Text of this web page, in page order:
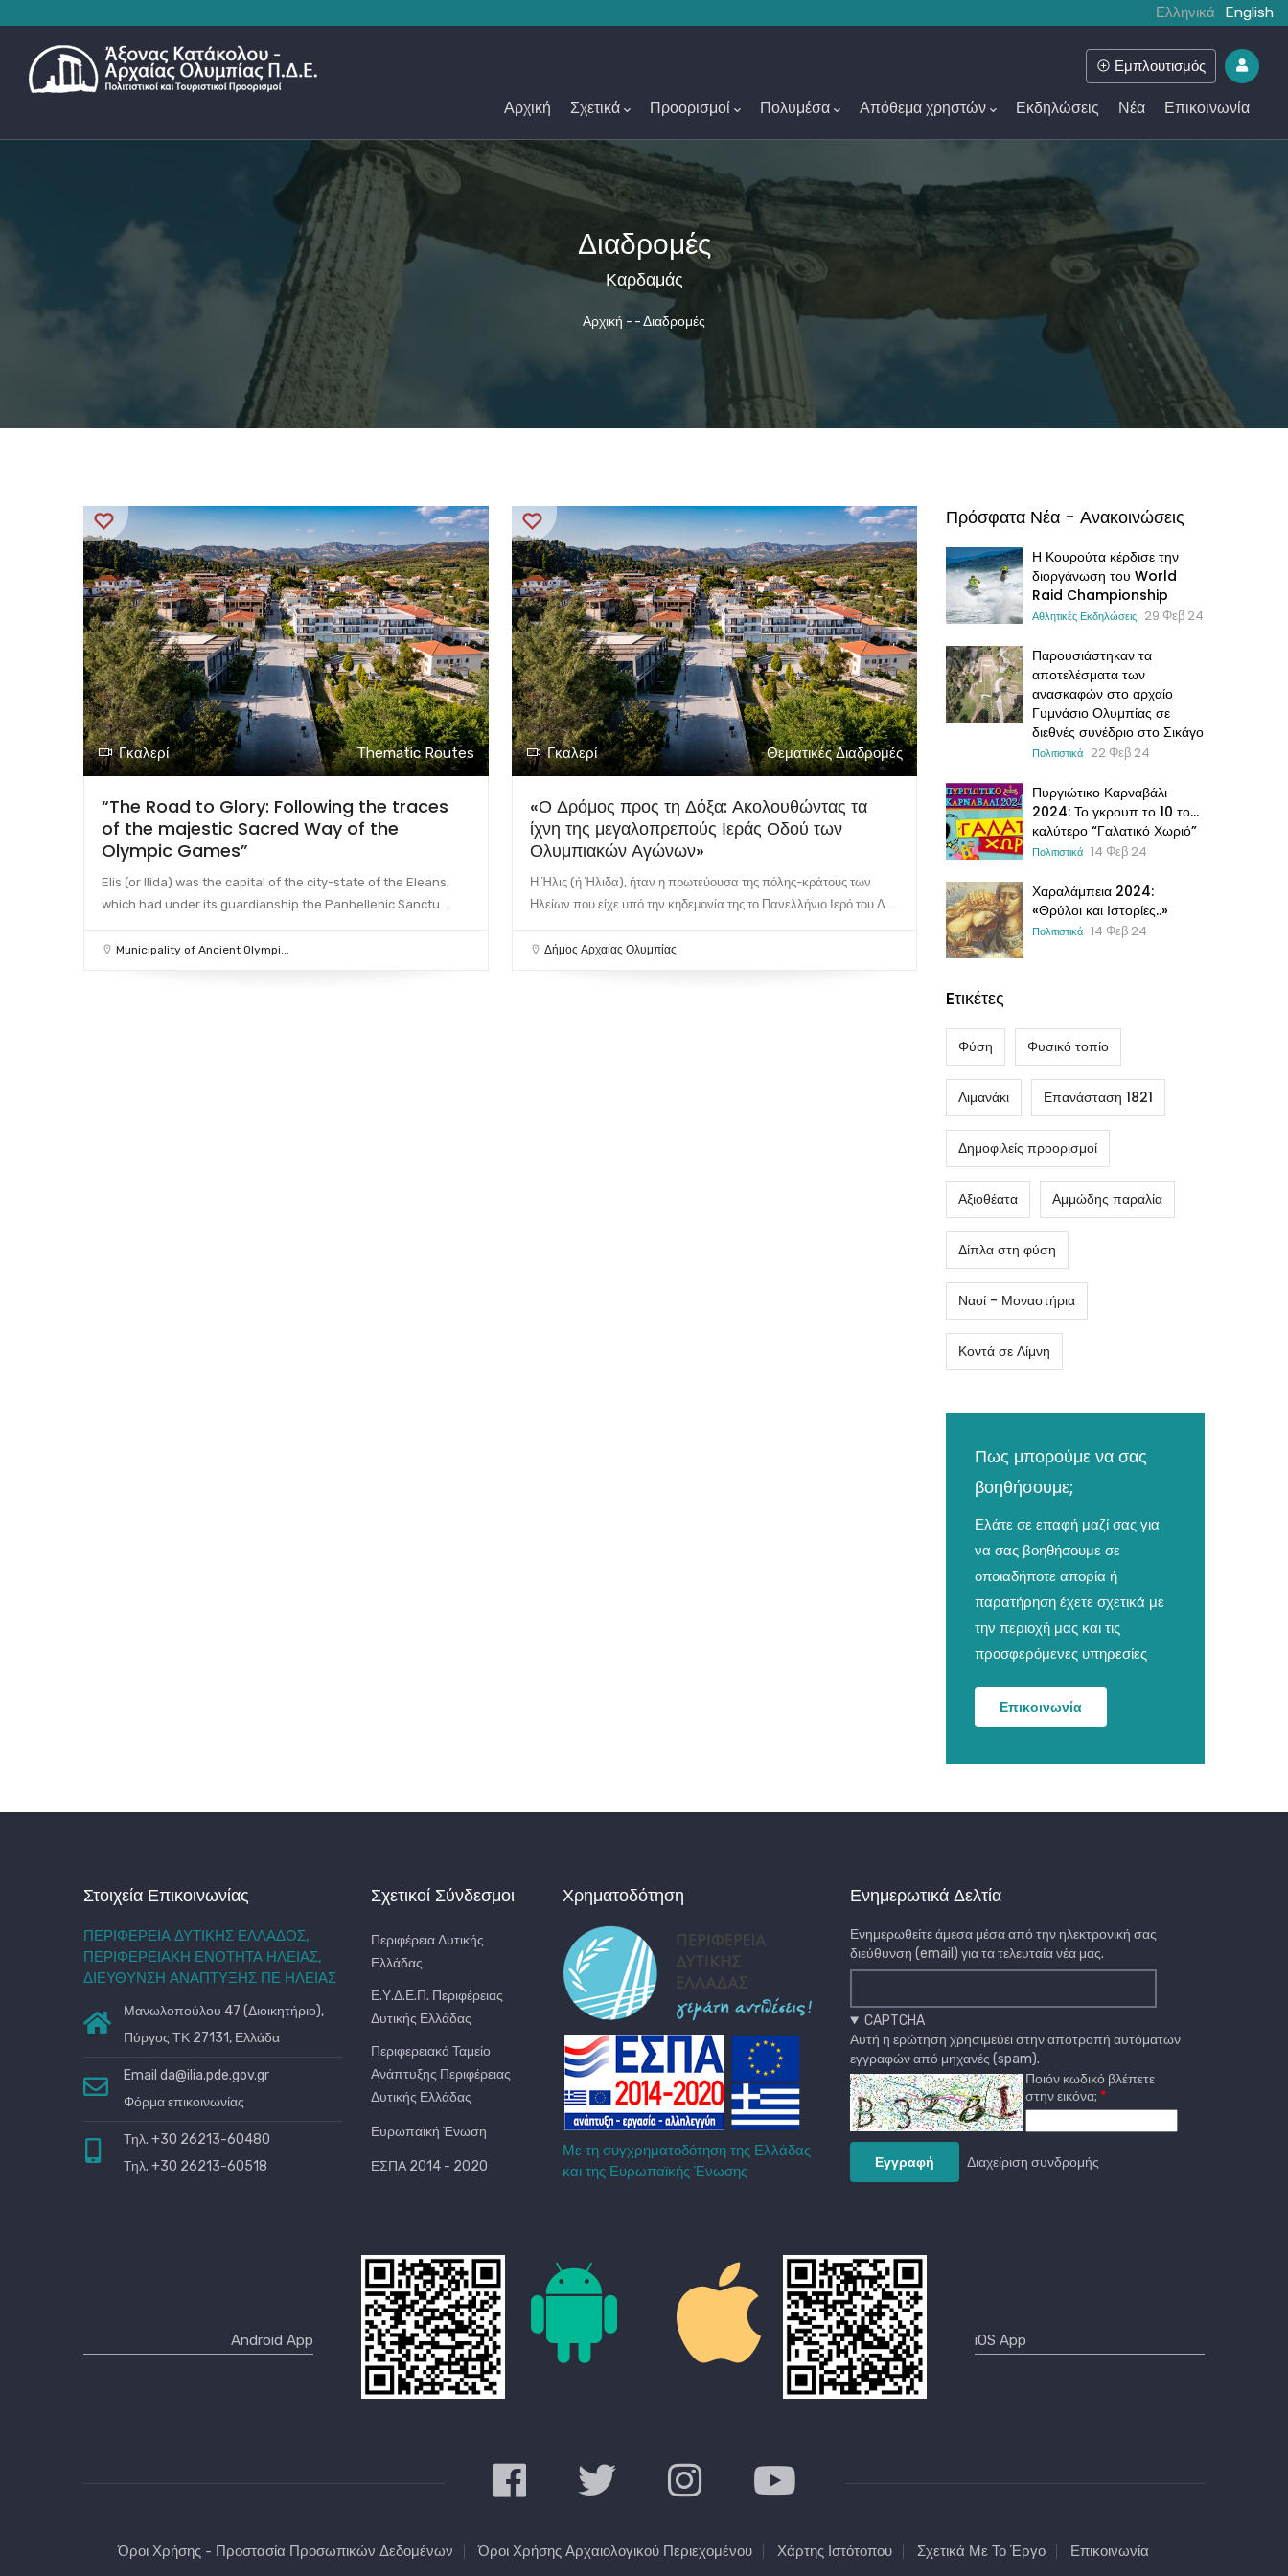
Ελληνικά English
Αρχική Σχετικά Προορισμοί Πολυμέσα Απόθεμα χρηστών Εκδηλώσεις Νέα Επικοινωνία
Εμπλουτισμός
Διαδρομές
Καρδαμάς
Breadcrumb
Αρχική - -Διαδρομές
Γκαλερί Thematic Routes
“The Road to Glory: Following the traces
of the majestic Sacred Way of the
Olympic Games”
Elis (or Ilida) was the capital of the city-state of the Eleans,
which had under its guardianship the Panhellenic Sanctu...
Municipality of Ancient Olympi...
Γκαλερί Θεματικές Διαδρομές
«Ο Δρόμος προς τη Δόξα: Ακολουθώντας τα
ίχνη της μεγαλοπρεπούς Ιεράς Οδού των
Ολυμπιακών Αγώνων»
Η Ήλις (ή Ήλιδα), ήταν η πρωτεύουσα της πόλης-κράτους των
Ηλείων που είχε υπό την κηδεμονία της το Πανελλήνιο Ιερό του Δ...
Δήμος Αρχαίας Ολυμπίας
Πρόσφατα Νέα - Ανακοινώσεις
Η Κουρούτα κέρδισε την
διοργάνωση του World
Raid Championship
Αθλητικές Εκδηλώσεις 29 Φεβ 24
Παρουσιάστηκαν τα
αποτελέσματα των
ανασκαφών στο αρχαίο
Γυμνάσιο Ολυμπίας σε
διεθνές συνέδριο στο Σικάγο
Πολιτιστικά 22 Φεβ 24
Πυργιώτικο Καρναβάλι
2024: Το γκρουπ το 10 το…
καλύτερο “Γαλατικό Χωριό”
Πολιτιστικά 14 Φεβ 24
Χαραλάμπεια 2024:
«Θρύλοι και Ιστορίες..»
Πολιτιστικά 14 Φεβ 24
Eτικέτες
Φύση Φυσικό τοπίο
Λιμανάκι Επανάσταση 1821
Δημοφιλείς προορισμοί
Αξιοθέατα Αμμώδης παραλία
Δίπλα στη φύση
Ναοί - Μοναστήρια
Κοντά σε Λίμνη
Πως μπορούμε να σας
βοηθήσουμε;
Ελάτε σε επαφή μαζί σας για
να σας βοηθήσουμε σε
οποιαδήποτε απορία ή
παρατήρηση έχετε σχετικά με
την περιοχή μας και τις
προσφερόμενες υπηρεσίες
Επικοινωνία
Στοιχεία Επικοινωνίας
ΠΕΡΙΦΕΡΕΙΑ ΔΥΤΙΚΗΣ ΕΛΛΑΔΟΣ,
ΠΕΡΙΦΕΡΕΙΑΚΗ ΕΝΟΤΗΤΑ ΗΛΕΙΑΣ,
ΔΙΕΥΘΥΝΣΗ ΑΝΑΠΤΥΞΗΣ ΠΕ ΗΛΕΙΑΣ
Μανωλοπούλου 47 (Διοικητήριο),
Πύργος ΤΚ 27131, Ελλάδα
Email da@ilia.pde.gov.gr
Φόρμα επικοινωνίας
Τηλ. +30 26213-60480
Τηλ. +30 26213-60518
Σχετικοί Σύνδεσμοι
Περιφέρεια Δυτικής
Ελλάδας
Ε.Υ.Δ.Ε.Π. Περιφέρειας
Δυτικής Ελλάδας
Περιφερειακό Ταμείο
Ανάπτυξης Περιφέρειας
Δυτικής Ελλάδας
Ευρωπαϊκή Ένωση
ΕΣΠΑ 2014 - 2020
Χρηματοδότηση
Με τη συγχρηματοδότηση της Ελλάδας
και της Ευρωπαϊκής Ένωσης
Ενημερωτικά Δελτία
Ενημερωθείτε άμεσα μέσα από την ηλεκτρονική σας
διεύθυνση (email) για τα τελευταία νέα μας.
CAPTCHA
Αυτή η ερώτηση χρησιμεύει στην αποτροπή αυτόματων
εγγραφών από μηχανές (spam).
Ποιόν κωδικό βλέπετε
στην εικόνα;
Διαχείριση συνδρομής
Όροι Χρήσης - Προστασία Προσωπικών Δεδομένων Όροι Χρήσης Αρχαιολογικού Περιεχομένου Χάρτης Ιστότοπου Σχετικά Με Το Έργο
Επικοινωνία